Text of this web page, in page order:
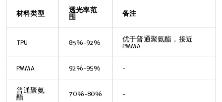
材料类型 透光率范
围 备注
TPU 85%-92% 优于普通聚氨酯，接近
PMMA
PMMA 92%-95% -
普通聚氨
酯 70%-80% -